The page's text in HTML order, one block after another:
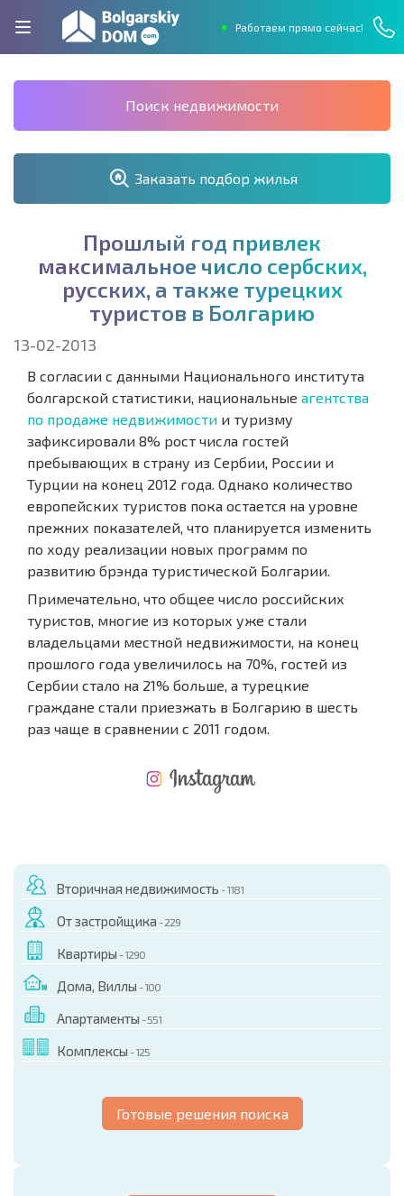
Работаем прямо сейчас!
Поиск недвижимости
Заказать подбор жилья
Прошлый год привлек
максимальное число сербских,
русских, а также турецких
туристов в Болгарию
13-02-2013
В согласии с данными Национального института
болгарской статистики, национальные агентства
по продаже недвижимости и туризму
зафиксировали 8% рост числа гостей
пребывающих в страну из Сербии, России и
Турции на конец 2012 года. Однако количество
европейских туристов пока остается на уровне
прежних показателей, что планируется изменить
по ходу реализации новых программ по
развитию брэнда туристической Болгарии.
Примечательно, что общее число российских
туристов, многие из которых уже стали
владельцами местной недвижимости, на конец
прошлого года увеличилось на 70%, гостей из
Сербии стало на 21% больше, а турецкие
граждане стали приезжать в Болгарию в шесть
раз чаще в сравнении с 2011 годом.
Вторичная недвижимость - 1181
От застройщика - 229
Квартиры - 1290
Дома, Виллы - 100
Апартаменты - 551
Комплексы - 125
Готовые решения поиска